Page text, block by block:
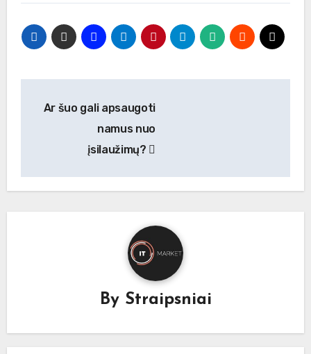
Ar šuo gali apsaugoti
namus nuo
įsilaužimų?
By Straipsniai